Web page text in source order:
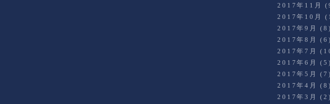
2017年11月
2017年10月
2017年9月
(8)
2017年8月
(6)
2017年7月
2017年6月
(5)
2017年5月
(7)
2017年4月
(8)
2017年3月
(2)